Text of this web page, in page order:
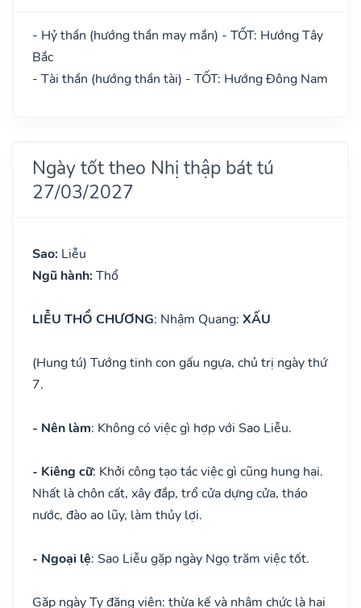
- Hỷ thần (hướng thần may mắn) - TỐT: Hướng Tây
Bắc
- Tài thần (hướng thần tài) - TỐT: Hướng Đông Nam
Ngày tốt theo Nhị thập bát tú
27/03/2027
Sao: Liễu
Ngũ hành: Thổ
LIỄU THỔ CHƯƠNG: Nhậm Quang: XẤU
(Hung tú) Tướng tinh con gấu ngựa, chủ trị ngày thứ
7.
- Nên làm: Không có việc gì hợp với Sao Liễu.
- Kiêng cữ: Khởi công tạo tác việc gì cũng hung hại.
Nhất là chôn cất, xây đắp, trổ cửa dựng cửa, tháo
nước, đào ao lũy, làm thủy lợi.
- Ngoại lệ: Sao Liễu gặp ngày Ngọ trăm việc tốt.
Gặp ngày Tỵ đăng viên: thừa kế và nhậm chức là hai